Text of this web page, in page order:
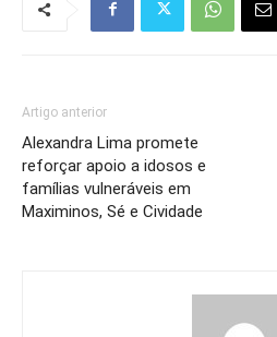
Artigo anterior
Alexandra Lima promete
reforçar apoio a idosos e
famílias vulneráveis em
Maximinos, Sé e Cividade